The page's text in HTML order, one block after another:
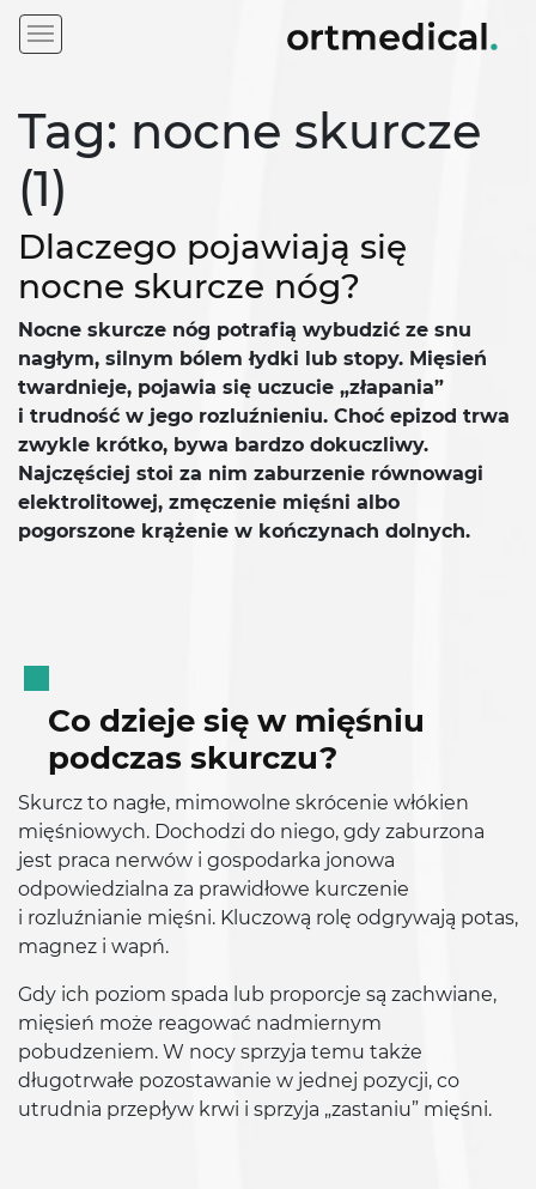
Tag: nocne skurcze
(1)
Dlaczego pojawiają się
nocne skurcze nóg?
Nocne skurcze nóg potrafią wybudzić ze snu
nagłym, silnym bólem łydki lub stopy. Mięsień
twardnieje, pojawia się uczucie „złapania”
i trudność w jego rozluźnieniu. Choć epizod trwa
zwykle krótko, bywa bardzo dokuczliwy.
Najczęściej stoi za nim zaburzenie równowagi
elektrolitowej, zmęczenie mięśni albo
pogorszone krążenie w kończynach dolnych.
Co dzieje się w mięśniu
podczas skurczu?
Skurcz to nagłe, mimowolne skrócenie włókien
mięśniowych. Dochodzi do niego, gdy zaburzona
jest praca nerwów i gospodarka jonowa
odpowiedzialna za prawidłowe kurczenie
i rozluźnianie mięśni. Kluczową rolę odgrywają potas,
magnez i wapń.
Gdy ich poziom spada lub proporcje są zachwiane,
mięsień może reagować nadmiernym
pobudzeniem. W nocy sprzyja temu także
długotrwałe pozostawanie w jednej pozycji, co
utrudnia przepływ krwi i sprzyja „zastaniu” mięśni.